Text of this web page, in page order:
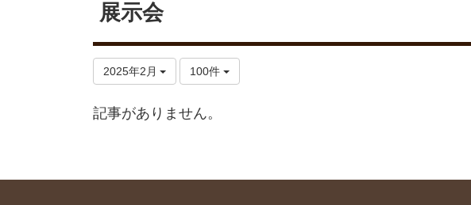
展示会
2025年2月 100件
記事がありません。